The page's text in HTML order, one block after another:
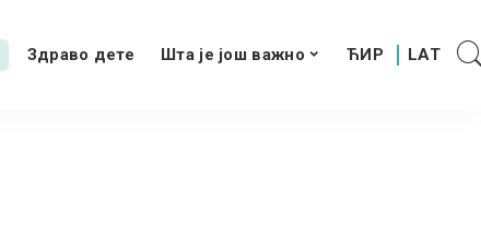
Здраво дете Шта је још важно